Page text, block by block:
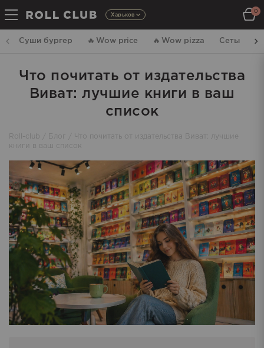
Харьков
0
Суши бургер 🔥 Wow price 🔥 Wow pizza Сеты
Что почитать от издательства
Виват: лучшие книги в ваш
список
Roll-club Блог
Что почитать от издательства Виват: лучшие
книги в ваш список